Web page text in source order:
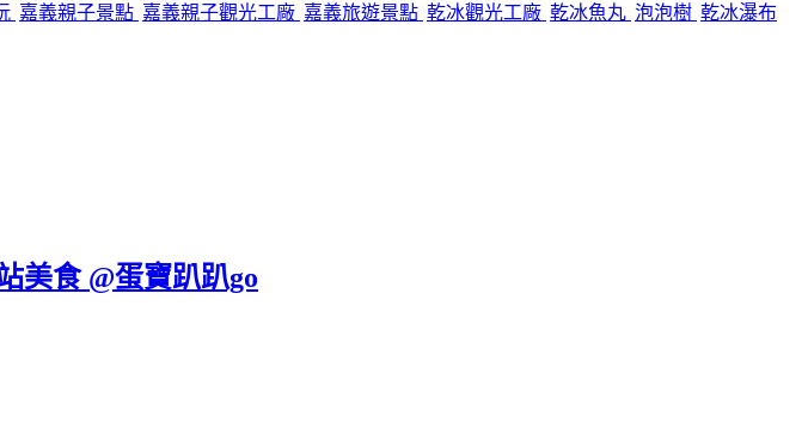
嘉義親子景點 嘉義親子觀光工廠 嘉義旅遊景點 乾冰觀光工廠 乾冰魚丸 泡泡樹 乾冰瀑布
美食 @蛋寶趴趴go